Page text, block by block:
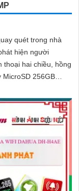
quét trong nhà
hiện người
thoại hai chiều, hồng
256GB